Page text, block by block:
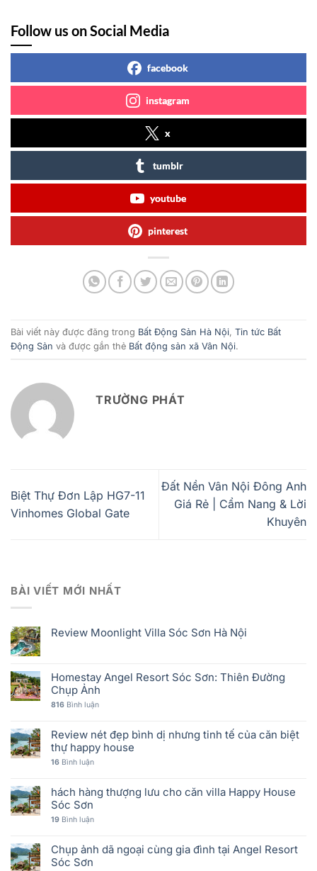
Follow us on Social Media
facebook
instagram
x
tumblr
youtube
pinterest
Bài viết này được đăng trong Bất Động Sản Hà Nội, Tin tức Bất
Động Sản và được gắn thẻ Bất động sản xã Vân Nội.
TRƯỜNG PHÁT
Biệt Thự Đơn Lập HG7-11
Vinhomes Global Gate
Đất Nền Vân Nội Đông Anh
Giá Rẻ | Cẩm Nang & Lời
Khuyên
BÀI VIẾT MỚI NHẤT
Review Moonlight Villa Sóc Sơn Hà Nội
Homestay Angel Resort Sóc Sơn: Thiên Đường
Chụp Ảnh
816 Bình luận
Review nét đẹp bình dị nhưng tinh tế của căn biệt
thự happy house
16 Bình luận
hách hàng thượng lưu cho căn villa Happy House
Sóc Sơn
19 Bình luận
Chụp ảnh dã ngoại cùng gia đình tại Angel Resort
Sóc Sơn